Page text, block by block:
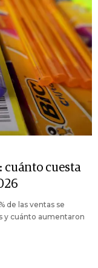
cuánto cuesta
de las ventas se
y cuánto aumentaron